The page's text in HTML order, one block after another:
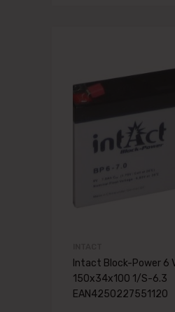
Intact Block-Power 6
150x34x100 1/S-6.3
EAN4250227551120